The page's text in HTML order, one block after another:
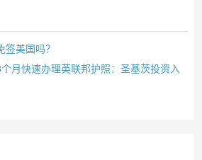
签美国吗？
月快速办理英联邦护照：圣基茨投资入